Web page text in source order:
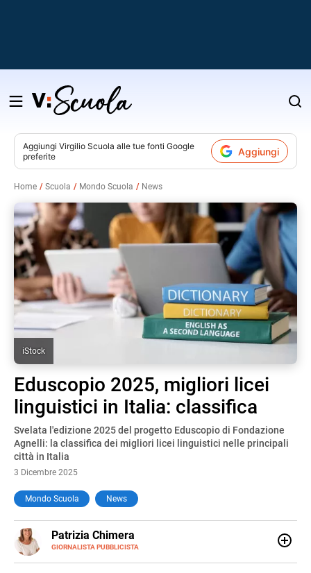
Salta
contenuto
Aggiungi Virgilio Scuola alle tue fonti Google
preferite
Aggiungi
Home Scuola Mondo Scuola News
iStock
Eduscopio 2025, migliori licei
linguistici in Italia: classifica
Svelata l'edizione 2025 del progetto Eduscopio di Fondazione
Agnelli: la classifica dei migliori licei linguistici nelle principali
città in Italia
3 Dicembre 2025
Mondo Scuola News
Patrizia Chimera
GIORNALISTA PUBBLICISTA
E-
MAIL
LINKEDIN